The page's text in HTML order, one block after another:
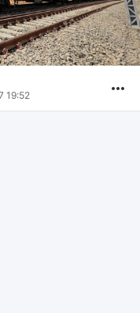
19:52